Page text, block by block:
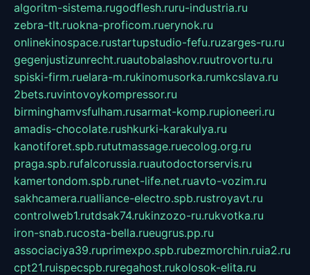
algoritm-sistema.rugodflesh.ruru-industria.ru
zebra-tlt.ruokna-proficom.ruerynok.ru
onlinekinospace.rustartupstudio-fefu.ruzarges-ru.ru
gegenjustizunrecht.ruautobalashov.ruutrovortu.ru
spiski-firm.ruelara-m.rukinomusorka.rumkcslava.ru
2bets.ruvintovoykompressor.ru
birminghamvsfulham.rusarmat-komp.rupioneeri.ru
amadis-chocolate.rushkurki-karakulya.ru
kanotiforet.spb.rututmassage.ruecolog.org.ru
praga.spb.rufalcorussia.ruautodoctorservis.ru
kamertondom.spb.runet-life.net.ruavto-vozim.ru
sakhcamera.rualliance-electro.spb.rustroyavt.ru
controlweb1.rutdsak74.rukinzozo-ru.rukvotka.ru
iron-snab.rucosta-bella.rueugrus.pp.ru
associaciya39.ruprimexpo.spb.rubezmorchin.ruia2.ru
cpt21.ruispecspb.ruregahost.rukolosok-elita.ru